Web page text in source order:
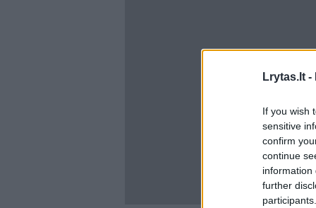
Lrytas.lt -
If you wish
sensitive
confirm
continue
information
further